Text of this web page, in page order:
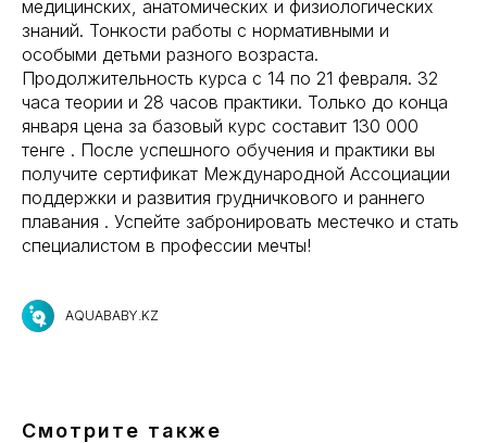
медицинских, анатомических и физиологических
знаний. Тонкости работы с нормативными и
особыми детьми разного возраста. ️
Продолжительность курса с 14 по 21 февраля. 32
часа теории и 28 часов практики. Только до конца
января цена за базовый курс составит 130 000
тенге . После успешного обучения и практики вы
получите сертификат Международной Ассоциации
поддержки и развития грудничкового и раннего
плавания . Успейте забронировать местечко и стать
специалистом в профессии мечты!
AQUABABY.KZ
Смотрите также